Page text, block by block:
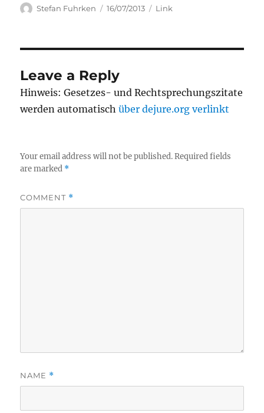
Author
Stefan Fuhrken
Posted
16/07/2013 Categories
Link
Leave a Reply
Hinweis: Gesetzes- und Rechtsprechungszitate
werden automatischüber dejure.org verlinkt
Your email address will not be published. Required fields
are marked *
COMMENT *
NAME *